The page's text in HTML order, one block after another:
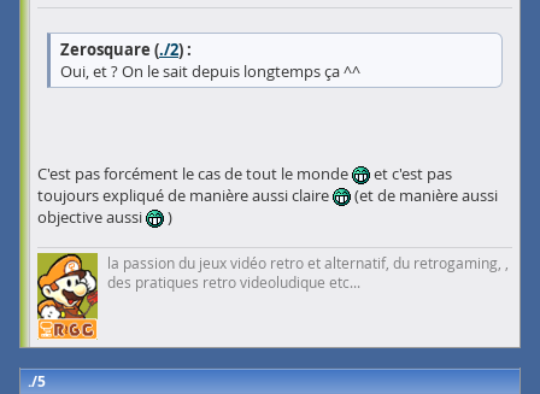
Zerosquare (./2) :
Oui, et ? On le sait depuis longtemps ça ^^
C'est pas forcément le cas de tout le monde
et c'est pas
toujours expliqué de manière aussi claire
(et de manière aussi
objective aussi
)
la passion du jeux vidéo retro et alternatif, du retrogaming, ,
des pratiques retro videoludique etc...
5